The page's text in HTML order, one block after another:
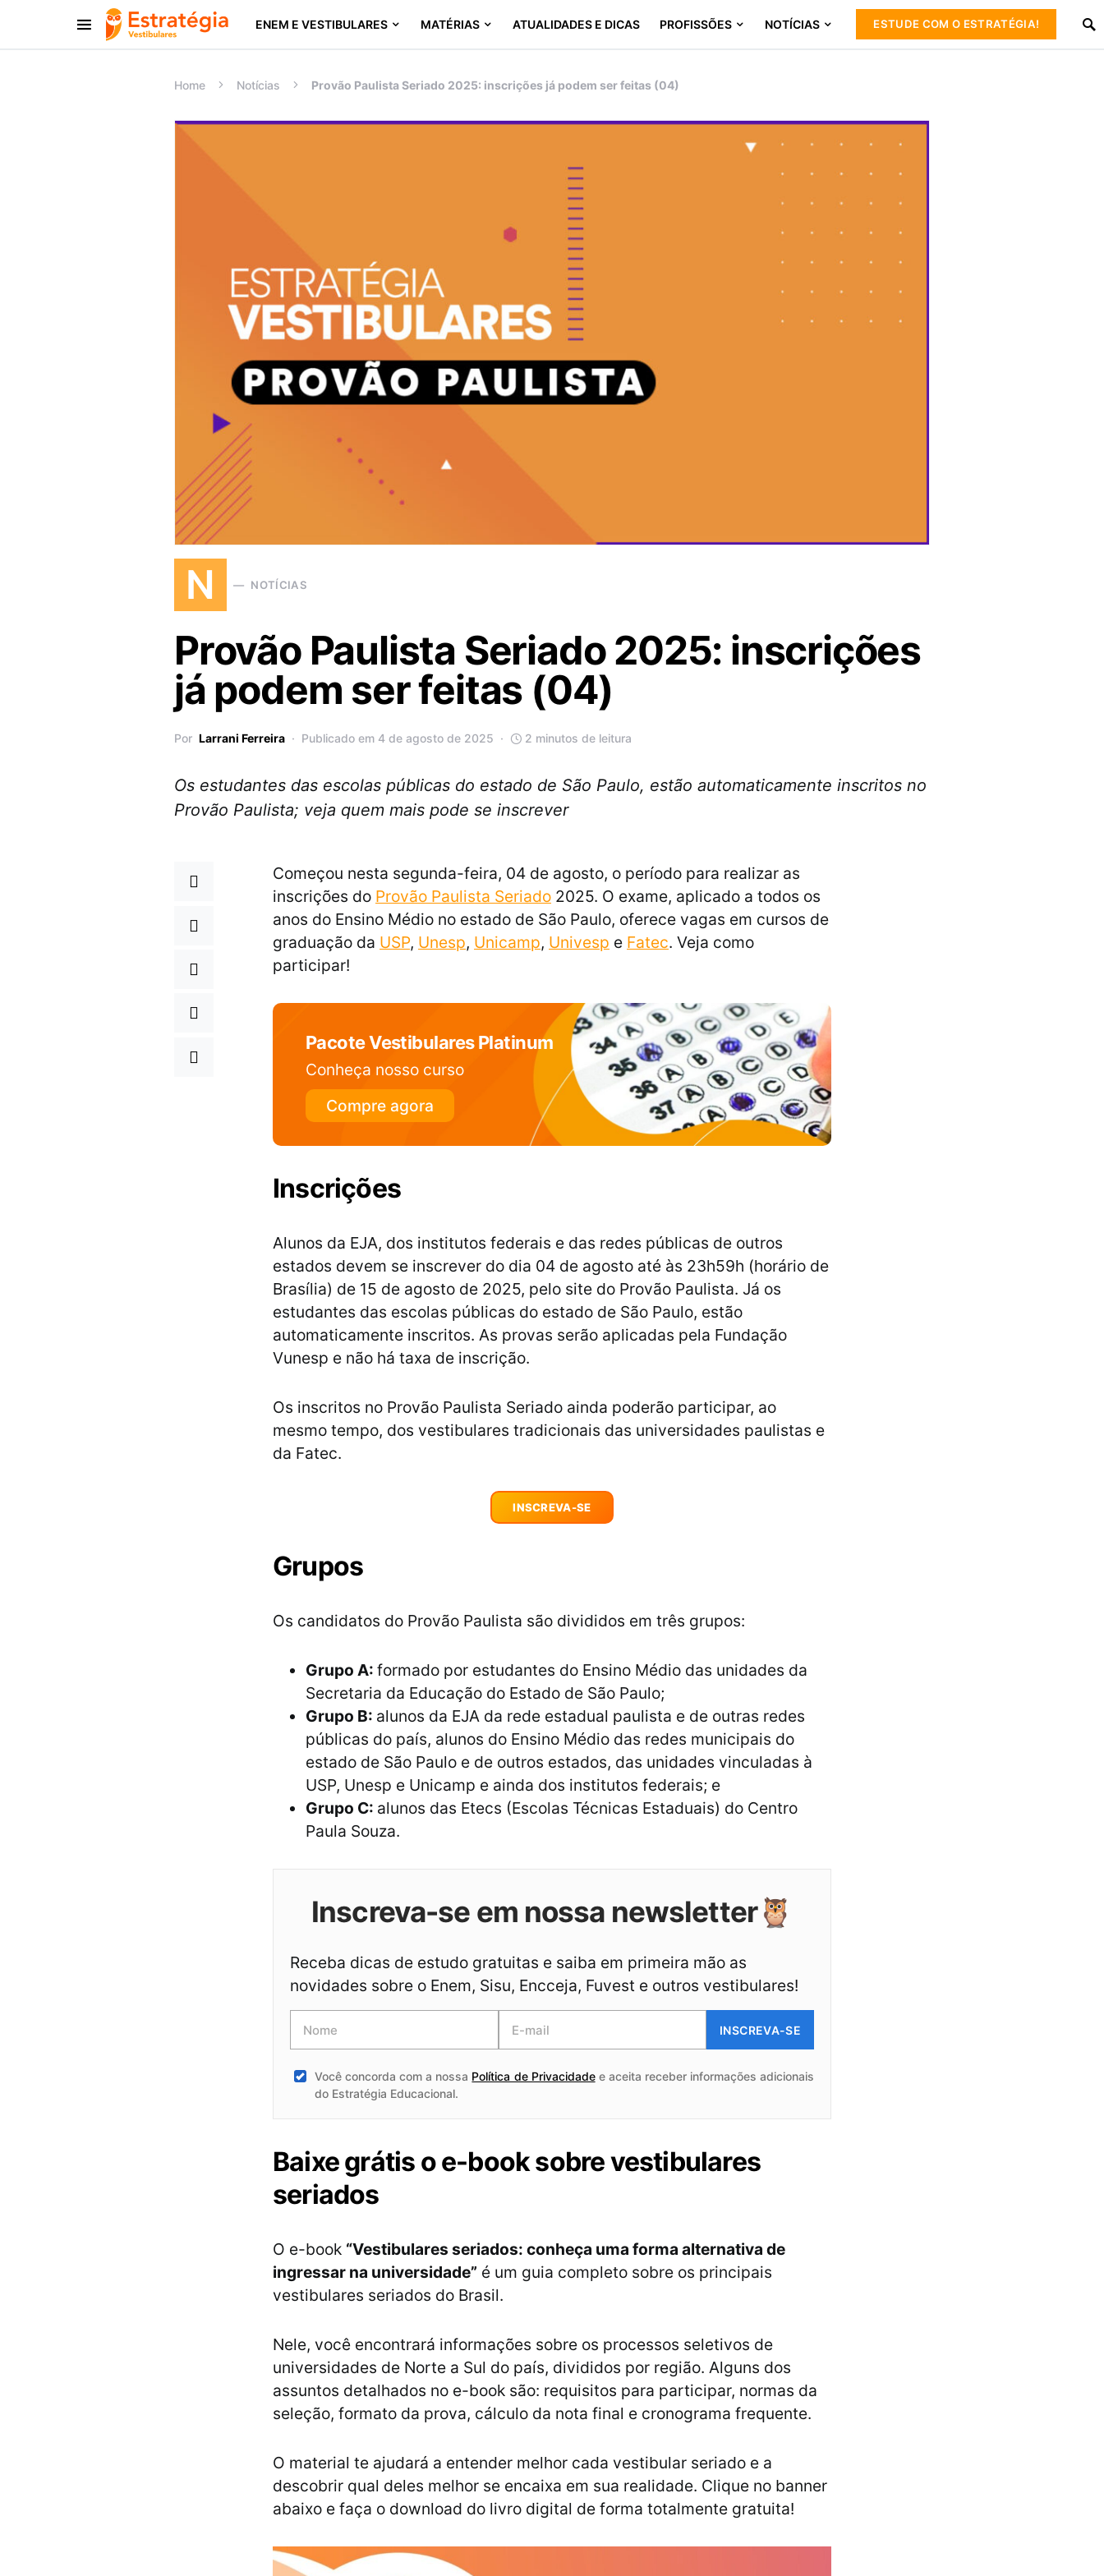
ENEM E VESTIBULARES MATÉRIAS ATUALIDADES E DICAS PROFISSÕES NOTÍCIAS ESTUDE COM O ESTRATÉGIA!
Procurar:
Home Notícias Provão Paulista Seriado 2025: inscrições já podem ser feitas (04)
N NOTÍCIAS
Provão Paulista Seriado 2025: inscrições
já podem ser feitas (04)
Por Larrani Ferreira Publicado em 4 de agosto de 2025 2 minutos de leitura
Os estudantes das escolas públicas do estado de São Paulo, estão automaticamente inscritos no
Provão Paulista; veja quem mais pode se inscrever
Começou nesta segunda-feira, 04 de agosto, o período para realizar as
inscrições do Provão Paulista Seriado 2025. O exame, aplicado a todos os
anos do Ensino Médio no estado de São Paulo, oferece vagas em cursos de
graduação da USP, Unesp, Unicamp, Univesp e Fatec. Veja como
participar!
Pacote Vestibulares Platinum
Conheça nosso curso
Compre agora
Inscrições
Alunos da EJA, dos institutos federais e das redes públicas de outros
estados devem se inscrever do dia 04 de agosto até às 23h59h (horário de
Brasília) de 15 de agosto de 2025, pelo site do Provão Paulista. Já os
estudantes das escolas públicas do estado de São Paulo, estão
automaticamente inscritos. As provas serão aplicadas pela Fundação
Vunesp e não há taxa de inscrição.
Os inscritos no Provão Paulista Seriado ainda poderão participar, ao
mesmo tempo, dos vestibulares tradicionais das universidades paulistas e
da Fatec.
INSCREVA-SE
Grupos
Os candidatos do Provão Paulista são divididos em três grupos:
Grupo A: formado por estudantes do Ensino Médio das unidades da
Secretaria da Educação do Estado de São Paulo;
Grupo B: alunos da EJA da rede estadual paulista e de outras redes
públicas do país, alunos do Ensino Médio das redes municipais do
estado de São Paulo e de outros estados, das unidades vinculadas à
USP, Unesp e Unicamp e ainda dos institutos federais; e
Grupo C: alunos das Etecs (Escolas Técnicas Estaduais) do Centro
Paula Souza.
Inscreva-se em nossa newsletter🦉
Receba dicas de estudo gratuitas e saiba em primeira mão as
novidades sobre o Enem, Sisu, Encceja, Fuvest e outros vestibulares!
INSCREVA-SE
Você concorda com a nossa Política de Privacidadee aceita receber informações adicionais
do Estratégia Educacional.
Baixe grátis o e-book sobre vestibulares
seriados
O e-book “Vestibulares seriados: conheça uma forma alternativa de
ingressar na universidade” é um guia completo sobre os principais
vestibulares seriados do Brasil.
Nele, você encontrará informações sobre os processos seletivos de
universidades de Norte a Sul do país, divididos por região. Alguns dos
assuntos detalhados no e-book são: requisitos para participar, normas da
seleção, formato da prova, cálculo da nota final e cronograma frequente.
O material te ajudará a entender melhor cada vestibular seriado e a
descobrir qual deles melhor se encaixa em sua realidade. Clique no banner
abaixo e faça o download do livro digital de forma totalmente gratuita!